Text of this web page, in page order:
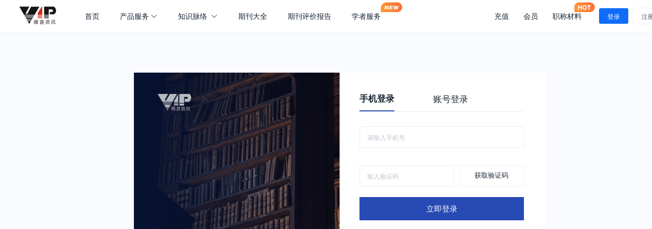
首页 产品服务 知识脉络 期刊大全 期刊评价报告 学者服务 充值 会员 职称材料 登录 注
手机登录 账号登录
获取验证码
立即登录